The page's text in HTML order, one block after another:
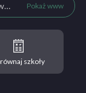
http://www.mastertom.pl/ Pokaż www
szkoły